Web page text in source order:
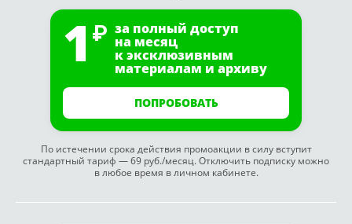
1 за полный доступ
на месяц
к эксклюзивным
материалам и архиву
ПОПРОБОВАТЬ
По истечении срока действия промоакции в силу вступит
стандартный тариф — 69 руб./месяц. Отключить подписку можно
в любое время в личном кабинете.